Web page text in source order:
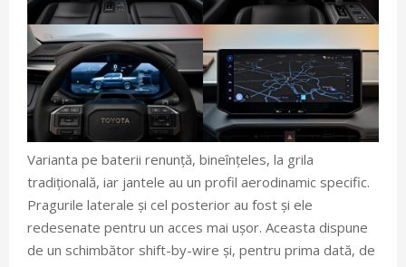
Varianta pe baterii renunță, bineînțeles, la grila
tradițională, iar jantele au un profil aerodinamic specific.
Pragurile laterale și cel posterior au fost și ele
redesenate pentru un acces mai ușor. Aceasta dispune
de un schimbător shift-by-wire și, pentru prima dată, de